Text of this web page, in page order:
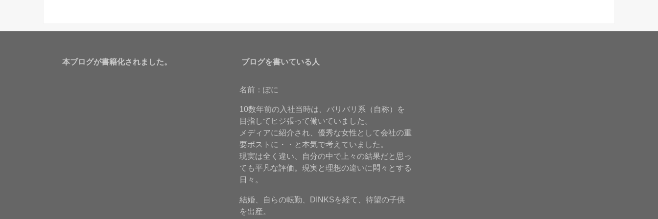
本ブログが書籍化されました。 ブログを書いている人
名前：ぽに
10数年前の入社当時は、バリバリ系（自称）を
目指してヒジ張って働いていました。
メディアに紹介され、優秀な女性として会社の重
要ポストに・・と本気で考えていました。
現実は全く違い、自分の中で上々の結果だと思っ
ても平凡な評価。現実と理想の違いに悶々とする
日々。
結婚、自らの転勤、DINKSを経て、待望の子供
を出産。